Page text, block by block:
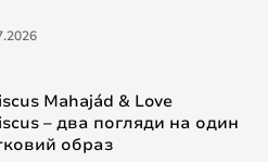
Mahajád & Love
– два погляди на один
образ